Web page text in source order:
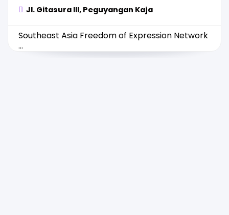
Jl. Gitasura III, Peguyangan Kaja
Southeast Asia Freedom of Expression Network
...